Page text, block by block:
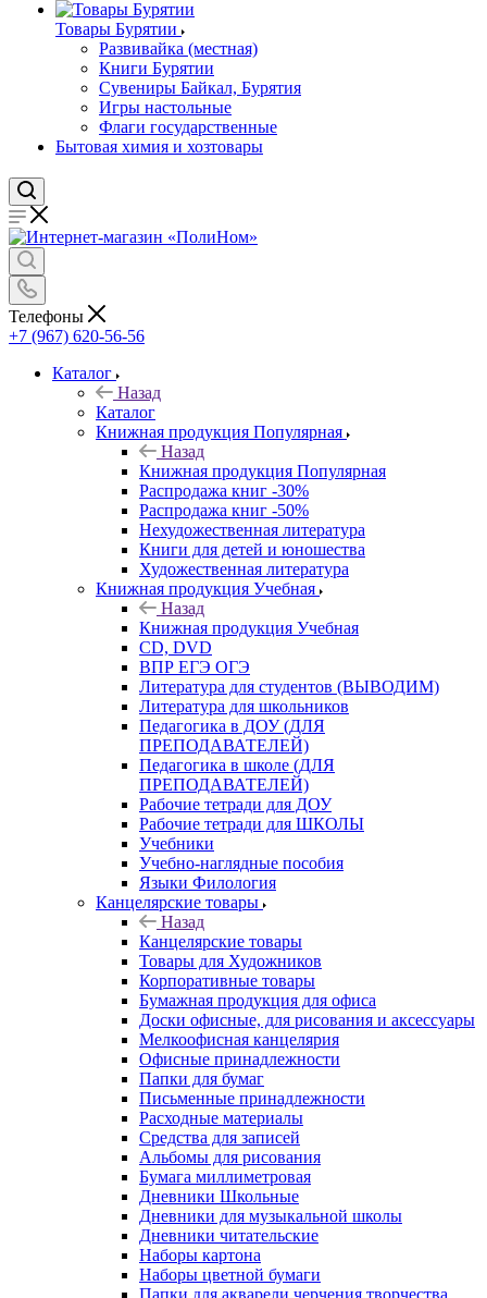
Товары Бурятии
Развивайка (местная)
Книги Бурятии
Сувениры Байкал, Бурятия
Игры настольные
Флаги государственные
Бытовая химия и хозтовары
Телефоны
+7 (967) 620-56-56
Каталог
Назад
Каталог
Книжная продукция Популярная
Назад
Книжная продукция Популярная
Распродажа книг -30%
Распродажа книг -50%
Нехудожественная литература
Книги для детей и юношества
Художественная литература
Книжная продукция Учебная
Назад
Книжная продукция Учебная
CD, DVD
ВПР ЕГЭ ОГЭ
Литература для студентов (ВЫВОДИМ)
Литература для школьников
Педагогика в ДОУ (ДЛЯ
ПРЕПОДАВАТЕЛЕЙ)
Педагогика в школе (ДЛЯ
ПРЕПОДАВАТЕЛЕЙ)
Рабочие тетради для ДОУ
Рабочие тетради для ШКОЛЫ
Учебники
Учебно-наглядные пособия
Языки Филология
Канцелярские товары
Назад
Канцелярские товары
Товары для Художников
Корпоративные товары
Бумажная продукция для офиса
Доски офисные, для рисования и аксессуары
Мелкоофисная канцелярия
Офисные принадлежности
Папки для бумаг
Письменные принадлежности
Расходные материалы
Средства для записей
Альбомы для рисования
Бумага миллиметровая
Дневники Школьные
Дневники для музыкальной школы
Дневники читательские
Наборы картона
Наборы цветной бумаги
Папки для акварели,черчения,творчества